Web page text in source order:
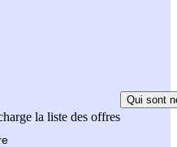
la liste des offres
Qui sont